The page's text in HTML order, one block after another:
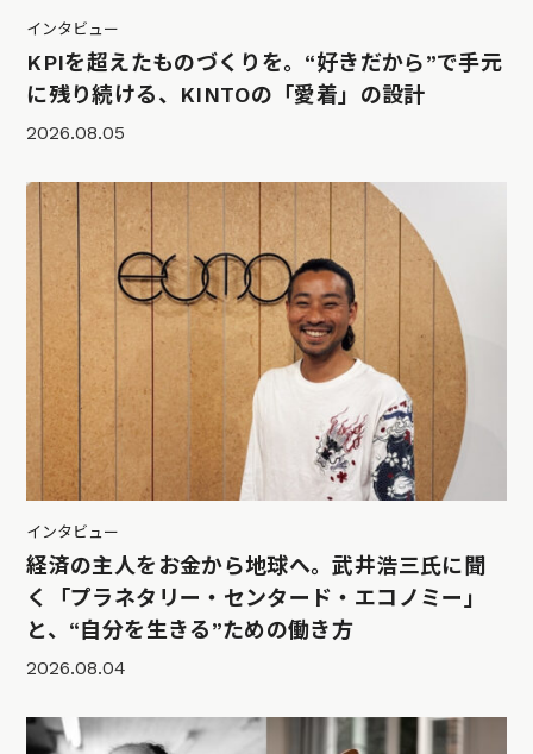
インタビュー
KPIを超えたものづくりを。“好きだから”で手元
に残り続ける、KINTOの「愛着」の設計
2026.08.05
インタビュー
経済の主人をお金から地球へ。武井浩三氏に聞
く「プラネタリー・センタード・エコノミー」
と、“自分を生きる”ための働き方
2026.08.04